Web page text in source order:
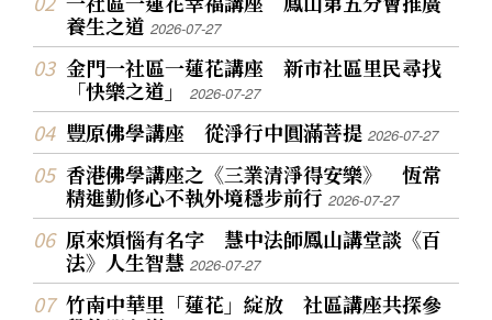
養生之道2026-07-27
金門一社區一蓮花講座 新市社區里民尋找
「快樂之道」2026-07-27
豐原佛學講座 從淨行中圓滿菩提2026-07-27
香港佛學講座之《三業清淨得安樂》 恆常
精進勤修心不執外境穩步前行2026-07-27
原來煩惱有名字 慧中法師鳳山講堂談《百
法》人生智慧2026-07-27
竹南中華里「蓮花」綻放 社區講座共探參